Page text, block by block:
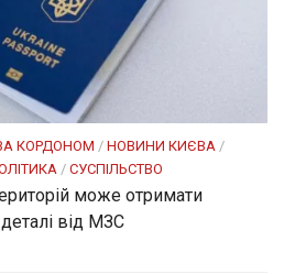
КОРДОНОМ / НОВИНИ КИЄВА /
/ СУСПІЛЬСТВО
може отримати
від МЗС